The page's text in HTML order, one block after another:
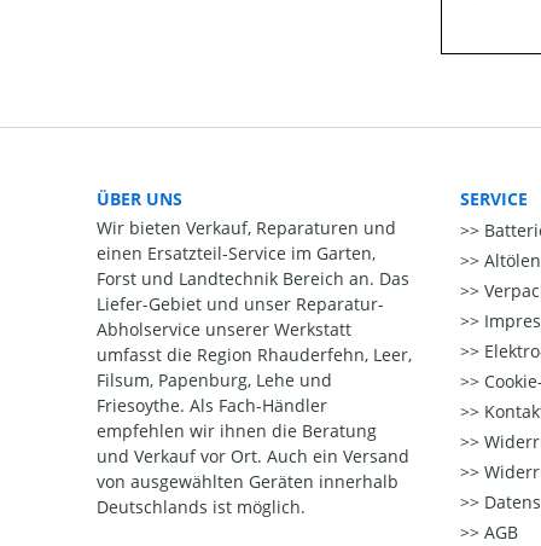
ÜBER UNS
Wir bieten Verkauf, Reparaturen und
einen Ersatzteil-Service im Garten,
Forst und Landtechnik Bereich an. Das
Liefer-Gebiet und unser Reparatur-
Abholservice unserer Werkstatt
umfasst die Region Rhauderfehn, Leer,
Filsum, Papenburg, Lehe und
Friesoythe. Als Fach-Händler
empfehlen wir ihnen die Beratung
und Verkauf vor Ort. Auch ein Versand
von ausgewählten Geräten innerhalb
Deutschlands ist möglich.
SERVICE
AGB